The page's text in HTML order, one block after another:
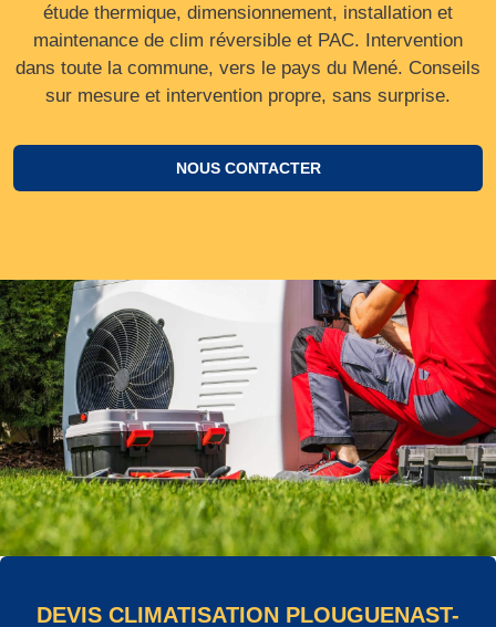
étude thermique, dimensionnement, installation et
maintenance de clim réversible et PAC. Intervention
dans toute la commune, vers le pays du Mené. Conseils
sur mesure et intervention propre, sans surprise.
NOUS CONTACTER
DEVIS CLIMATISATION PLOUGUENAST-